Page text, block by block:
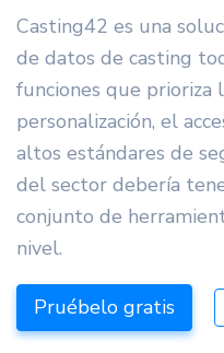
Casting42 es una
de datos de casting
funciones que prioriza
personalización, el
altos estándares de
del sector debería
conjunto de
nivel.
Pruébelo gratis